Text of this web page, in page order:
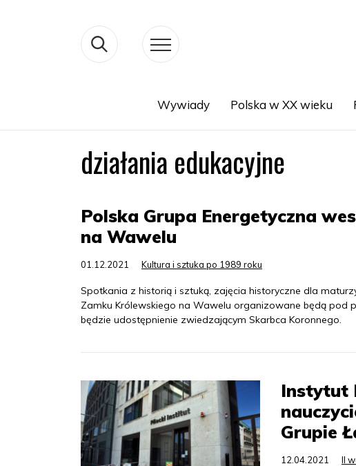
Wywiady Polska w XX wieku
działania edukacyjne
Polska Grupa Energetyczna
na Wawelu
01.12.2021 Kultura i sztuka po 1989 roku
Spotkania z historią i sztuką, zajęcia historyczne dla
Zamku Królewskiego na Wawelu organizowane będą pod
będzie udostępnienie zwiedzającym Skarbca Koronnego.
Instytut
Grupie
12.04.2021 II